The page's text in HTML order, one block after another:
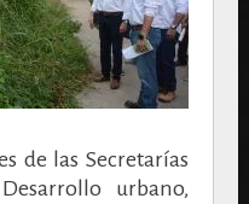
de las Secretarías
urbano,